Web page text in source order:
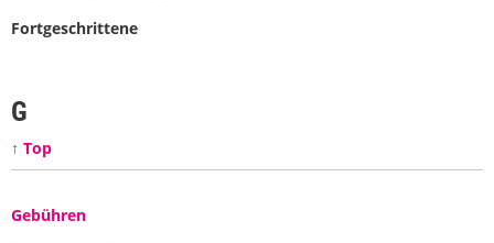
Fortgeschrittene
G
↑ Top
Gebühren